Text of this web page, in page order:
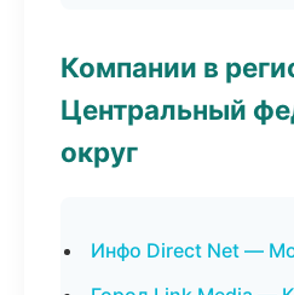
Компании в
Центральный
округ
Инфо Direct Net —